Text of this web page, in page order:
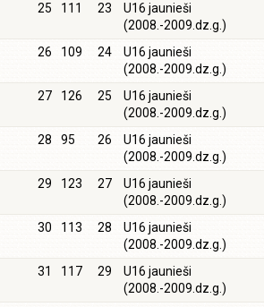
25
111 23
U16 jaunieši
(2008.-2009.dz.g.)
26 109 24
U16 jaunieši
(2008.-2009.dz.g.)
27 126 25
U16 jaunieši
(2008.-2009.dz.g.)
28 95 26
U16 jaunieši
(2008.-2009.dz.g.)
29 123 27
U16 jaunieši
(2008.-2009.dz.g.)
30 113 28
U16 jaunieši
(2008.-2009.dz.g.)
31 117 29
U16 jaunieši
(2008.-2009.dz.g.)